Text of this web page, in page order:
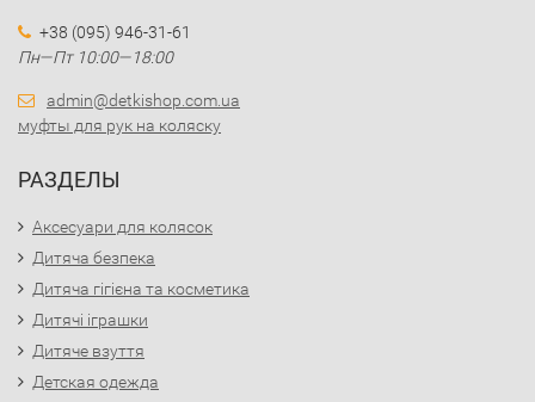
+38 (095) 946-31-61
Пн—Пт 10:00—18:00
admin@detkishop.com.ua
муфты для рук на коляску
РАЗДЕЛЫ
Аксесуари для колясок
Дитяча безпека
Дитяча гігієна та косметика
Дитячі іграшки
Дитяче взуття
Детская одежда